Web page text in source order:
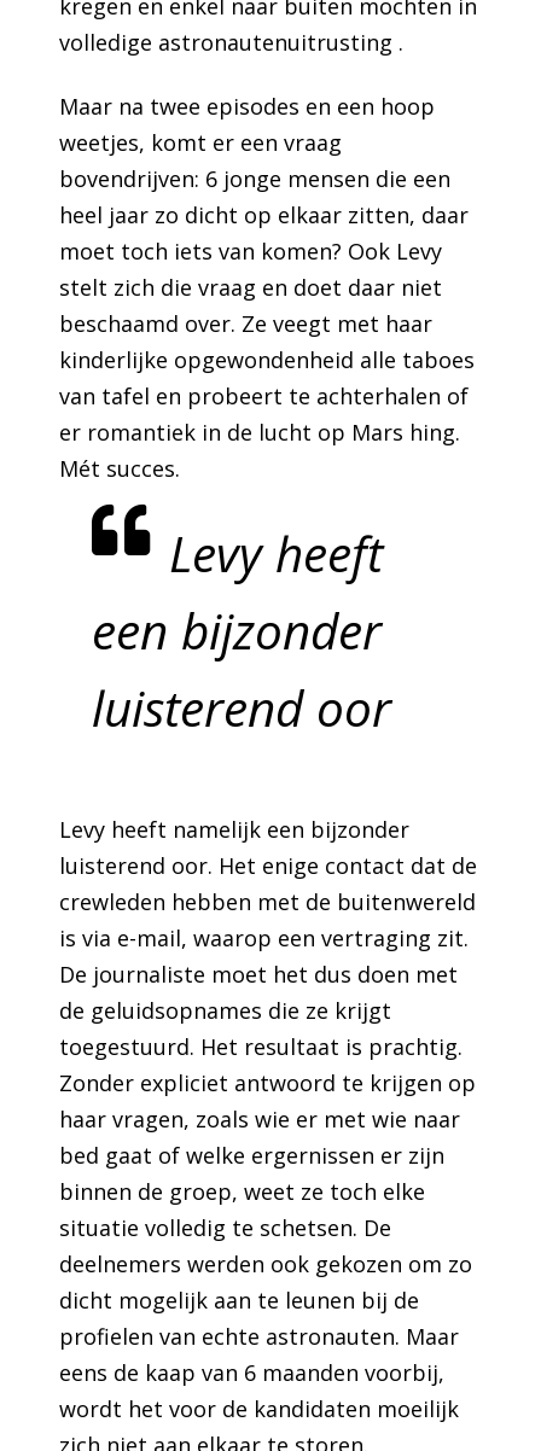
volledige astronautenuitrusting .
Maar na twee episodes en een hoop
weetjes, komt er een vraag
bovendrijven: 6 jonge mensen die een
heel jaar zo dicht op elkaar zitten, daar
moet toch iets van komen? Ook Levy
stelt zich die vraag en doet daar niet
beschaamd over. Ze veegt met haar
kinderlijke opgewondenheid alle taboes
van tafel en probeert te achterhalen of
er romantiek in de lucht op Mars hing.
Mét succes.
Levy heeft
een bijzonder
luisterend oor
Levy heeft namelijk een bijzonder
luisterend oor. Het enige contact dat de
crewleden hebben met de buitenwereld
is via e-mail, waarop een vertraging zit.
De journaliste moet het dus doen met
de geluidsopnames die ze krijgt
toegestuurd. Het resultaat is prachtig.
Zonder expliciet antwoord te krijgen op
haar vragen, zoals wie er met wie naar
bed gaat of welke ergernissen er zijn
binnen de groep, weet ze toch elke
situatie volledig te schetsen. De
deelnemers werden ook gekozen om zo
dicht mogelijk aan te leunen bij de
profielen van echte astronauten. Maar
eens de kaap van 6 maanden voorbij,
wordt het voor de kandidaten moeilijk
zich niet aan elkaar te storen.